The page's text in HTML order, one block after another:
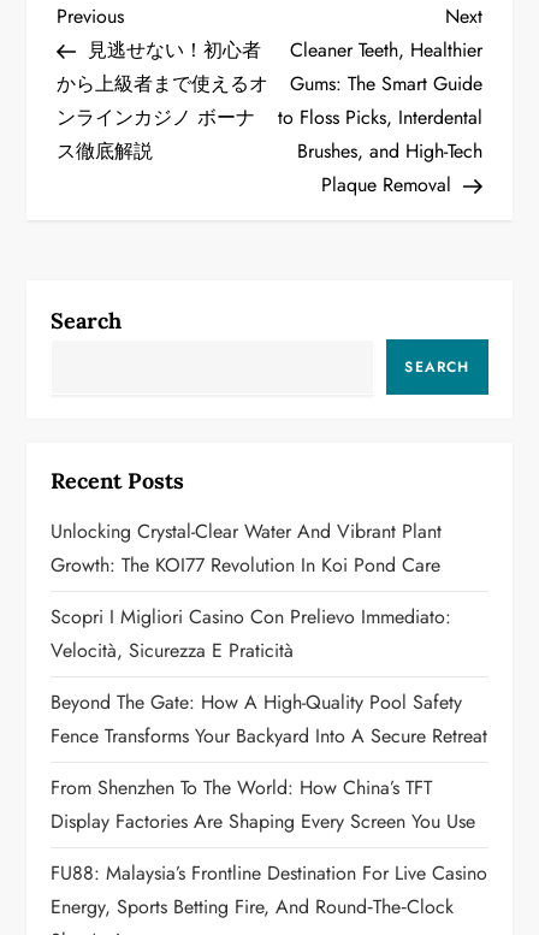
P
o
s
v
a
t
i
o
n
Previous
Post
Previous
見逃せない！初心者
から上級者まで使えるオ
ンラインカジノ ボーナ
ス徹底解説
Next
Post
Next
Cleaner Teeth, Healthier
Gums: The Smart Guide
to Floss Picks, Interdental
Brushes, and High-Tech
Plaque Removal
Search
SEARCH
Recent Posts
Unlocking Crystal-Clear Water And Vibrant Plant
Growth: The KOI77 Revolution In Koi Pond Care
Scopri I Migliori Casino Con Prelievo Immediato:
Velocità, Sicurezza E Praticità
Beyond The Gate: How A High-Quality Pool Safety
Fence Transforms Your Backyard Into A Secure Retreat
From Shenzhen To The World: How China’s TFT
Display Factories Are Shaping Every Screen You Use
FU88: Malaysia’s Frontline Destination For Live Casino
Energy, Sports Betting Fire, And Round‑the‑Clock